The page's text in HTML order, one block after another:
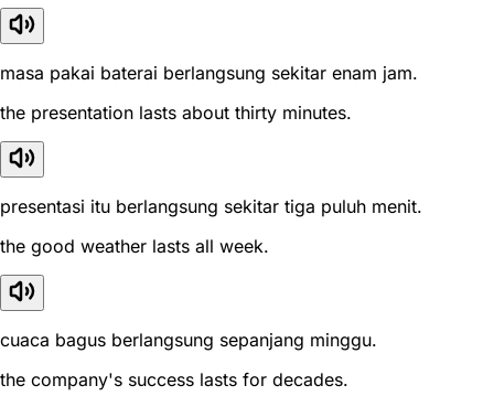
masa pakai baterai berlangsung sekitar enam jam.
the presentation lasts about thirty minutes.
presentasi itu berlangsung sekitar tiga puluh menit.
the good weather lasts all week.
cuaca bagus berlangsung sepanjang minggu.
the company's success lasts for decades.